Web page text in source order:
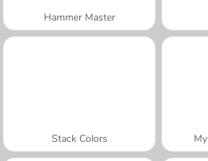
Hammer Master
Stack Colors